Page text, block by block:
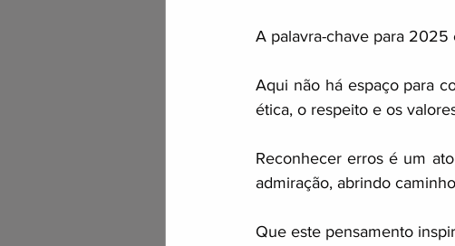
A palavra-chave para 2025
Aqui não há espaço para
ética, o respeito e os
Reconhecer erros é um
admiração, abrindo
Que este pensamento